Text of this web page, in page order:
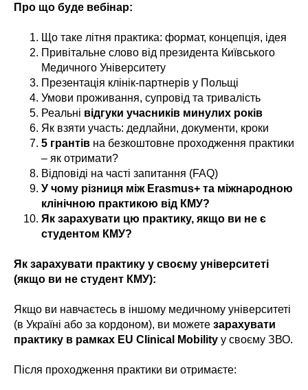
Про що буде вебінар:
Що таке літня практика: формат, концепція, ідея
Привітальне слово від президента Київського
Медичного Університету
Презентація клінік-партнерів у Польщі
Умови проживання, супровід та тривалість
Реальні відгуки учасників минулих років
Як взяти участь: дедлайни, документи, кроки
5 грантів на безкоштовне проходження практики
– як отримати?
Відповіді на часті запитання (FAQ)
У чому різниця між Erasmus+ та міжнародною
клінічною практикою від КМУ?
Як зарахувати цю практику, якщо ви не є
студентом КМУ?
Як зарахувати практику у своєму університеті
(якщо ви не студент КМУ):
Якщо ви навчаєтесь в іншому медичному університеті
(в Україні або за кордоном), ви можете зарахувати
практику в рамках EU Clinical Mobility у своєму ЗВО.
Після проходження практики ви отримаєте: